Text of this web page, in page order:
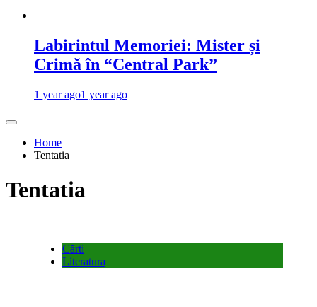
Labirintul Memoriei: Mister și
Crimă în “Central Park”
1 year ago1 year ago
Home
Tentatia
Tentatia
Cărti
Literatura